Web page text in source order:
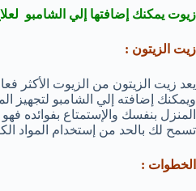
زيوت يمكنك إضافتها إلي الشامبو
زيت الزيتون :
يعد زيت الزيتون من الزيوت الأكثر
ويمكنك إضافته إلي الشامبو لتجهيز
المنزل بنفسك والإستمتاع بفوائده
تسمح لك بالحد من إستخدام المواد
الخطوات :